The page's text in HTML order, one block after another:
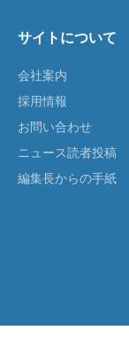
サイトについて
会社案内
採用情報
お問い合わせ
ニュース読者投稿
編集長からの手紙